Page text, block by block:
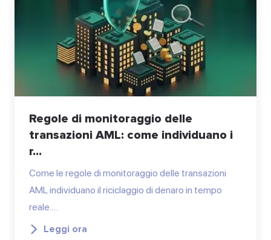
Regole di monitoraggio delle
transazioni AML: come individuano i
r...
Come le regole di monitoraggio delle transazioni
AML individuano il riciclaggio di denaro in tempo
reale.…
Leggi ora